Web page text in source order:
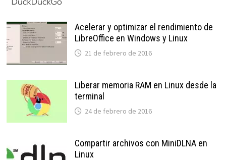
Acelerar y optimizar el rendimiento de
LibreOffice en Windows y Linux
21 de febrero de 2016
Liberar memoria RAM en Linux desde la
terminal
24 de febrero de 2016
Compartir archivos con MiniDLNA en
Linux